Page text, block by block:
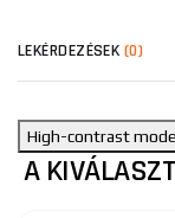
LEKÉRDEZÉSEK (0)
High-contrast mode
A